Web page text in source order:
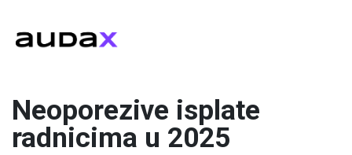
Neoporezive isplate
radnicima u 2025